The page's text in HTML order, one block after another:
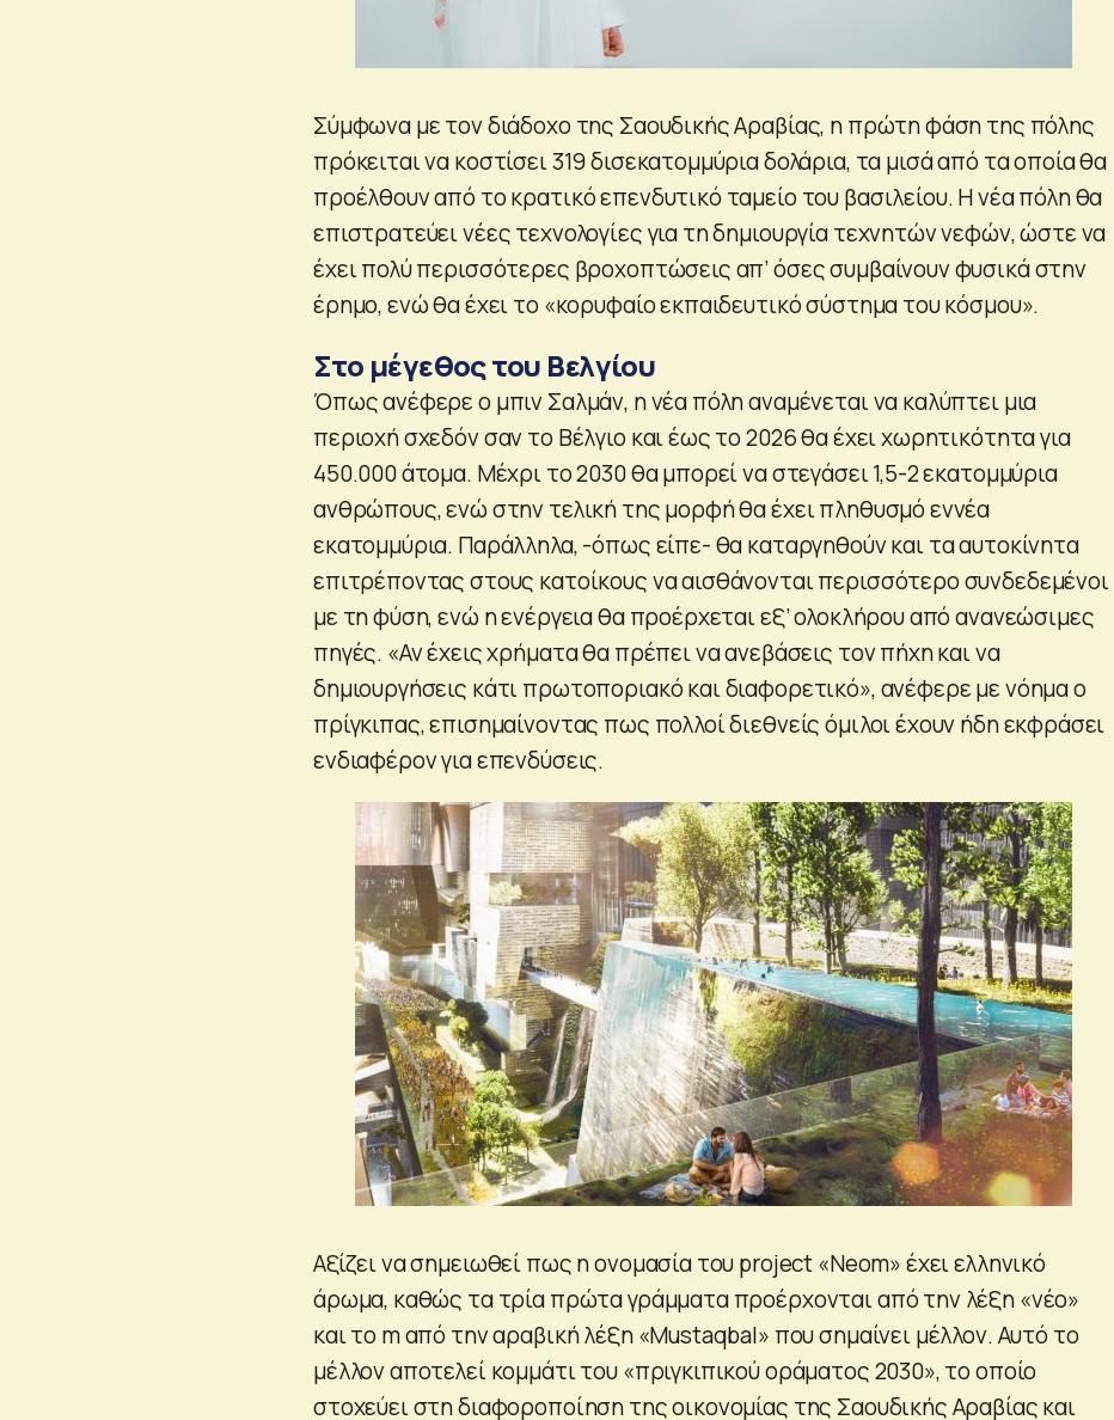
Σύμφωνα με τον διάδοχο της Σαουδικής Αραβίας, η πρώτη φάση της πόλης
πρόκειται να κοστίσει 319 δισεκατομμύρια δολάρια, τα μισά από τα οποία θα
προέλθουν από το κρατικό επενδυτικό ταμείο του βασιλείου. Η νέα πόλη θα
επιστρατεύει νέες τεχνολογίες για τη δημιουργία τεχνητών νεφών, ώστε να
έχει πολύ περισσότερες βροχοπτώσεις απ’ όσες συμβαίνουν φυσικά στην
έρημο, ενώ θα έχει το «κορυφαίο εκπαιδευτικό σύστημα του κόσμου».
Στο μέγεθος του Βελγίου
Όπως ανέφερε ο μπιν Σαλμάν, η νέα πόλη αναμένεται να καλύπτει μια
περιοχή σχεδόν σαν το Βέλγιο και έως το 2026 θα έχει χωρητικότητα για
450.000 άτομα. Μέχρι το 2030 θα μπορεί να στεγάσει 1,5-2 εκατομμύρια
ανθρώπους, ενώ στην τελική της μορφή θα έχει πληθυσμό εννέα
εκατομμύρια. Παράλληλα, -όπως είπε- θα καταργηθούν και τα αυτοκίνητα
επιτρέποντας στους κατοίκους να αισθάνονται περισσότερο συνδεδεμένοι
με τη φύση, ενώ η ενέργεια θα προέρχεται εξ’ ολοκλήρου από ανανεώσιμες
πηγές. «Αν έχεις χρήματα θα πρέπει να ανεβάσεις τον πήχη και να
δημιουργήσεις κάτι πρωτοποριακό και διαφορετικό», ανέφερε με νόημα ο
πρίγκιπας, επισημαίνοντας πως πολλοί διεθνείς όμιλοι έχουν ήδη εκφράσει
ενδιαφέρον για επενδύσεις.
Αξίζει να σημειωθεί πως η ονομασία του project «Neom» έχει ελληνικό
άρωμα, καθώς τα τρία πρώτα γράμματα προέρχονται από την λέξη «νέο»
και το m από την αραβική λέξη «Mustaqbal» που σημαίνει μέλλον. Αυτό το
μέλλον αποτελεί κομμάτι του «πριγκιπικού οράματος 2030», το οποίο
στοχεύει στη διαφοροποίηση της οικονομίας της Σαουδικής Αραβίας και